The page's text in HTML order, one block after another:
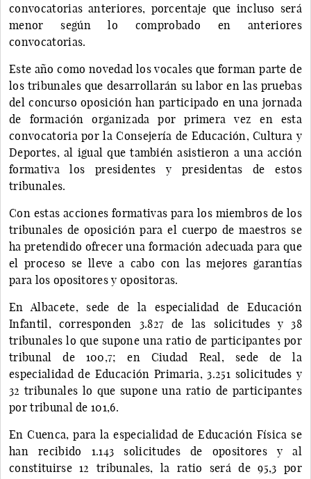
convocatorias anteriores, porcentaje que incluso será
menor según lo comprobado en anteriores
convocatorias.
Este año como novedad los vocales que forman parte de
los tribunales que desarrollarán su labor en las pruebas
del concurso oposición han participado en una jornada
de formación organizada por primera vez en esta
convocatoria por la Consejería de Educación, Cultura y
Deportes, al igual que también asistieron a una acción
formativa los presidentes y presidentas de estos
tribunales.
Con estas acciones formativas para los miembros de los
tribunales de oposición para el cuerpo de maestros se
ha pretendido ofrecer una formación adecuada para que
el proceso se lleve a cabo con las mejores garantías
para los opositores y opositoras.
En Albacete, sede de la especialidad de Educación
Infantil, corresponden 3.827 de las solicitudes y 38
tribunales lo que supone una ratio de participantes por
tribunal de 100,7; en Ciudad Real, sede de la
especialidad de Educación Primaria, 3.251 solicitudes y
32 tribunales lo que supone una ratio de participantes
por tribunal de 101,6.
En Cuenca, para la especialidad de Educación Física se
han recibido 1.143 solicitudes de opositores y al
constituirse 12 tribunales, la ratio será de 95,3 por